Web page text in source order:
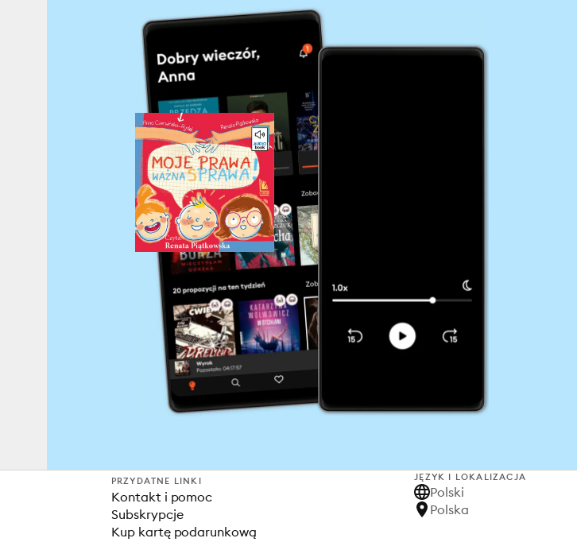
PRZYDATNE LINKI
Kontakt i pomoc
Subskrypcje
Kup kartę podarunkową
JĘZYK I LOKALIZACJA
Polski
Polska